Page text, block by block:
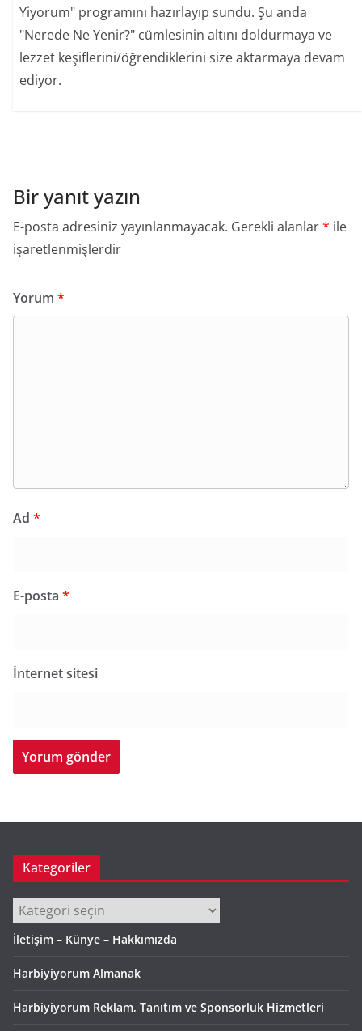
Yiyorum" programını hazırlayıp sundu. Şu anda
"Nerede Ne Yenir?" cümlesinin altını doldurmaya ve
lezzet keşiflerini/öğrendiklerini size aktarmaya devam
ediyor.
Bir yanıt yazın
E-posta adresiniz yayınlanmayacak. Gerekli alanlar* ile
işaretlenmişlerdir
Yorum *
Ad *
E-posta *
İnternet sitesi
Kategoriler
Kategoriler
İletişim – Künye – Hakkımızda
Harbiyiyorum Almanak
Harbiyiyorum Reklam, Tanıtım ve Sponsorluk Hizmetleri